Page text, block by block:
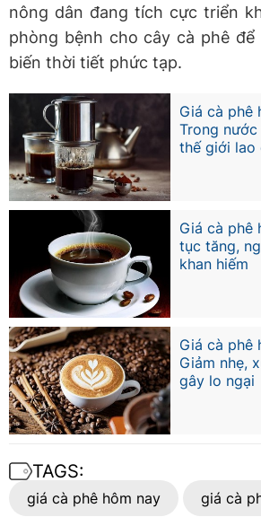
nông dân đang tích cực triển
phòng bệnh cho cây cà phê
biến thời tiết phức tạp.
Giá cà phê
Trong
thế giới lao
Giá cà phê
tục tăng,
khan hiếm
Giá cà phê
Giảm nhẹ,
gây lo ngại
TAGS:
giá cà phê hôm nay giá cà